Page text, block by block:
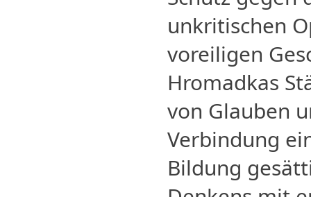
unkritischen
voreiligen
Hromadkas
von Glauben
Verbindung
Bildung